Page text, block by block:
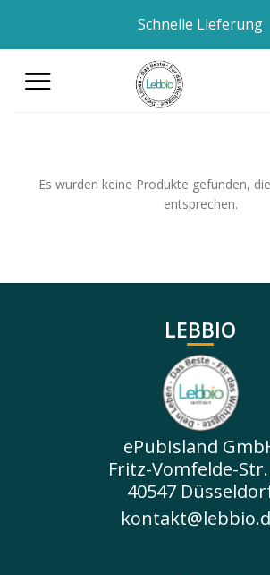
springen
Schnelle Lieferung
Es wurden keine Produkte gefunden,
entsprechen.
LEBBIO
ePubIsland
Fritz-Vomfelde-
40547